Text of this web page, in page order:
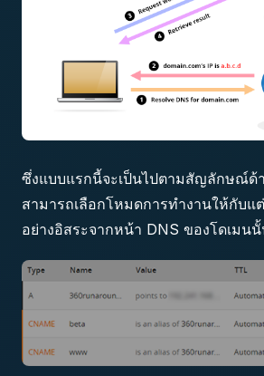
ซึ่งแบบแรกนี้จะเป็นไปตามสัญลักษณ์ด้
สามารถเลือกโหมดการทำงานให้กับแ
อย่างอิสระจากหน้า DNS ของโดเมน